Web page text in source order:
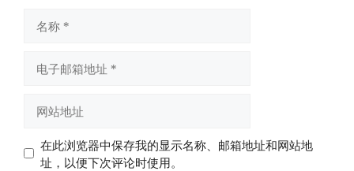
址
址
在此浏览器中保存我的显示名称、邮箱地址和网站地
址，以便下次评论时使用。